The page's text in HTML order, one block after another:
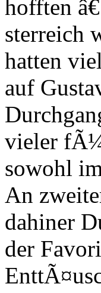
hofften
sterreich
hatten
auf
vieler
sowohl
An
dahiner
der